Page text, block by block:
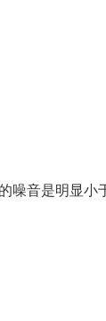
噪音是明显小